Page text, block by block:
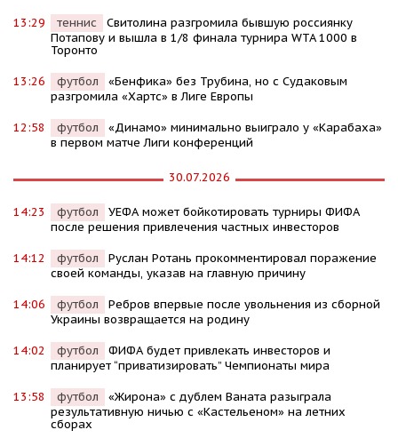
13:29 теннис
Свитолина разгромила бывшую россиянку
Потапову и вышла в 1/8 финала турнира WTA 1000 в
Торонто
13:26 футбол
«Бенфика» без Трубина, но с Судаковым
разгромила «Хартс» в Лиге Европы
12:58 футбол
«Динамо» минимально выиграло у «Карабаха»
в первом матче Лиги конференций
30.07.2026
14:23 футбол
УЕФА может бойкотировать турниры ФИФА
после решения привлечения частных инвесторов
14:12 футбол
Руслан Ротань прокомментировал поражение
своей команды, указав на главную причину
14:06 футбол
Ребров впервые после увольнения из сборной
Украины возвращается на родину
14:02 футбол
ФИФА будет привлекать инвесторов и
планирует “приватизировать” Чемпионаты мира
13:58 футбол
«Жирона» с дублем Ваната разыграла
результативную ничью с «Кастельеном» на летних
сборах